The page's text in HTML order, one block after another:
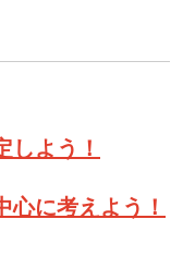
よう！
に考えよう！